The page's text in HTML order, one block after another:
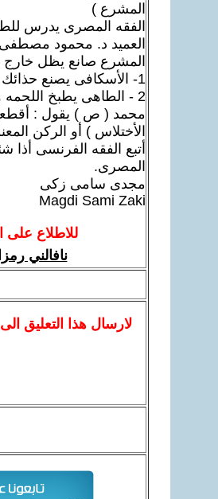
المشرع )
الفقه المصرى يدرس
العميد د. محمود مصطفى ) ت 58 + 74 ...الفقه المصرى أكثر
المشرع صانع يظل خارج
1- الأسكافى يصنع حذائك وانت تلبس الحذاء ولا تلبس الأسكافى.
2 - الطاهى يطبخ اللحمه وان تأكل اللحمه ولا تأكل الطاهى .
محمد ( ص ) يقول :
الأختلاس ) أو الركن
أتبع الفقه الفرنسى
المصرى.
مجدى سامى زكى
Magdi Sami Zaki
للاطلاع على
نافالني
لارسالهذا التعليق